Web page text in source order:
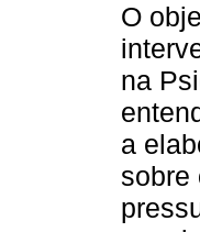
O
na
a
sobre